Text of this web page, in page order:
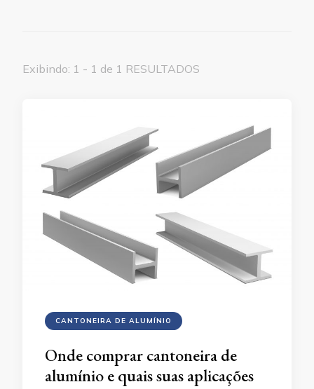
Exibindo: 1 - 1 de 1 RESULTADOS
CANTONEIRA DE ALUMÍNIO
Onde comprar cantoneira de
alumínio e quais suas aplicações